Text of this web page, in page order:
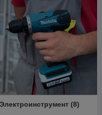
Электроинструмент (8)